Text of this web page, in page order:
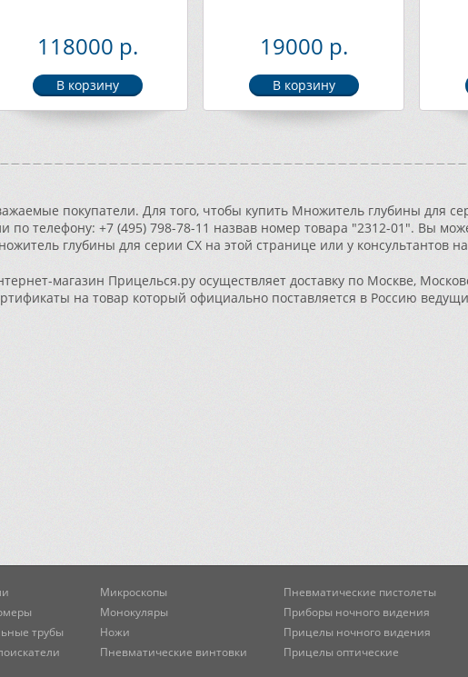
118000 р. 19000 р.
покупатели. Для того, чтобы купить Множитель глубины для
по телефону: +7 (495) 798-78-11 назвав номер товара "2312-01". Вы
глубины для серии CX на этой странице или у консультантов
магазин Прицелься.ру осуществляет доставку по Москве,
на товар который официально поставляется в Россию
трубы
Микроскопы
Монокуляры
Ножи
Пневматические винтовки
Пневматические пистолеты
Приборы ночного видения
Прицелы ночного видения
Прицелы оптические